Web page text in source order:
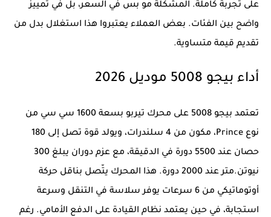
على تجربة كاملة. المشكلة مو بس في السعر، بل في تمييز
واضح بين الفئات. بعض العملاء يعتبروا هذا استغلال بدل من
تقديم قيمة متساوية.
أداء بيجو 5008 موديل 2026
تعتمد بيجو 5008 على محرك تيربو بسعة 1600 سي سي من
نوع Prince، مكون من 4 سلندرات، ويولد قوة تصل إلى 180
حصان عند 5500 دورة في الدقيقة، مع عزم دوران يبلغ 300
نيوتن.متر عند 2000 دورة. هذا المحرك يتّصل بناقل حركة
أوتوماتيكي من 6 سرعات يوفر سلاسة في التنقل وسرعة
استجابة، في حين يعتمد نظام القيادة على الدفع الأمامي. رغم